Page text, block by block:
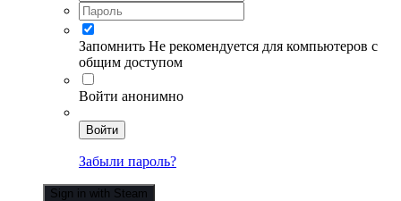
Запомнить Не рекомендуется для компьютеров с
общим доступом
Войти анонимно
Войти
Забыли пароль?
Sign in with Steam